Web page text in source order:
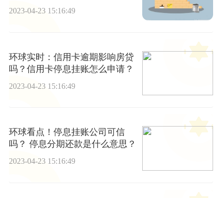
么？
2023-04-23 15:16:49
环球实时：信用卡逾期影响房贷
吗？信用卡停息挂账怎么申请？
2023-04-23 15:16:49
环球看点！停息挂账公司可信
吗？ 停息分期还款是什么意思？
2023-04-23 15:16:49